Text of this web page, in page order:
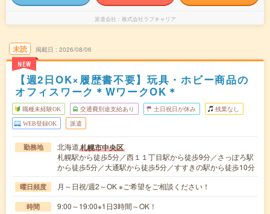
派遣会社 株式会社ラブキャリア
未読
NEW
掲載日 2026/08/06
【週2日OK×履歴書不要】玩具・ホビー商品の
オフィスワーク＊WワークOK＊
職種未経験OK 交通費別途支給あり 土日祝日が休み 残業なし
WEB登録OK 派遣
勤務地 北海道札幌市中央区
札幌駅から徒歩5分／西１１丁目駅から徒歩9分／さっぽろ駅
から徒歩5分／大通駅から徒歩5分／すすきの駅から徒歩10分
曜日頻度 月～日祝/週2～OK ※ご希望をご相談ください！
時間 9:00～19:00※1日3時間～OK！